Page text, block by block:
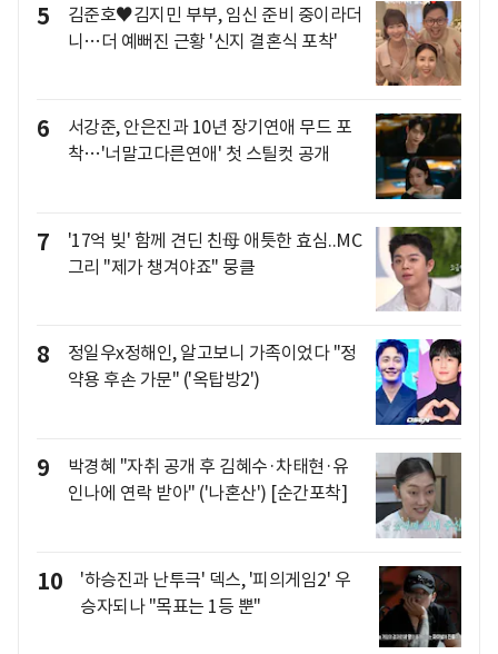
5
김준호♥김지민 부부, 임신 준비 중이라더
니…더 예뻐진 근황 '신지 결혼식 포착'
6
서강준, 안은진과 10년 장기연애 무드 포
착…'너말고다른연애' 첫 스틸컷 공개
7
'17억 빚' 함께 견딘 친母 애틋한 효심..MC
그리 "제가 챙겨야죠" 뭉클
8
정일우x정해인, 알고보니 가족이었다 "정
약용 후손 가문" ('옥탑방2')
9
박경혜 "자취 공개 후 김혜수·차태현·유
인나에 연락 받아" ('나혼산') [순간포착]
10
'하승진과 난투극' 덱스, '피의게임2' 우
승자되나 "목표는 1등 뿐"